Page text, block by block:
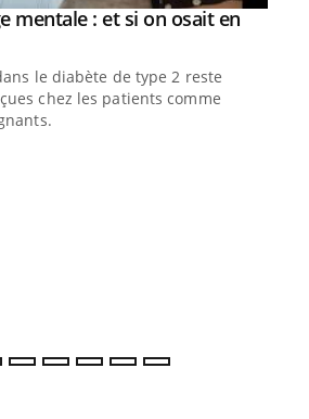
mentale : et si on osait en
le diabète de type 2 reste
chez les patients comme